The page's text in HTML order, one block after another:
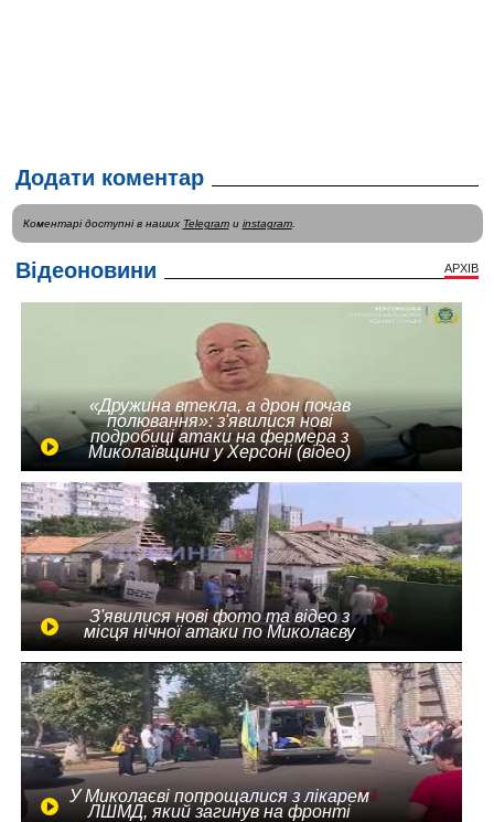
Додати коментар
Коментарі доступні в наших Telegramи instagram.
Відеоновини АРХІВ
«Дружина втекла, а дрон почав
полювання»: з'явилися нові
подробиці атаки на фермера з
Миколаївщини у Херсоні (відео)
З'явилися нові фото та відео з
місця нічної атаки по Миколаєву
У Миколаєві попрощалися з лікарем
ЛШМД, який загинув на фронті